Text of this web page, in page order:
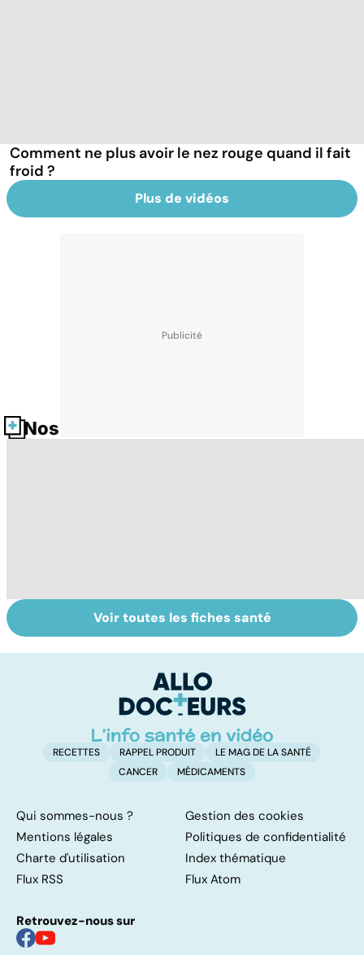
Comment ne plus avoir le nez rouge quand il fait
froid ?
Plus de vidéos
Nos fiches santé
Donner son corps
à la science
Le lymphome, un
cancer peu
fréquent
Voir toutes les fiches santé
RECETTES RAPPEL PRODUIT
LE MAG DE LA SANTÉ
CANCER
MÉDICAMENTS
Qui sommes-nous ?
Gestion des cookies
Mentions légales
Politiques de confidentialité
Charte d'utilisation
Index thématique
Flux RSS
Flux Atom
Retrouvez-nous sur